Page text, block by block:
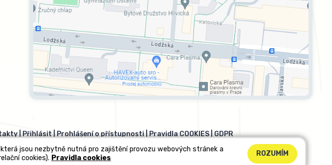
|Přihlásit|Prohlášení o přístupnosti|Pravidla COOKIES|GDPR
jsou nezbytně nutná pro zajištění provozu webových stránek a
cookies). Pravidla cookies
ROZUMÍM